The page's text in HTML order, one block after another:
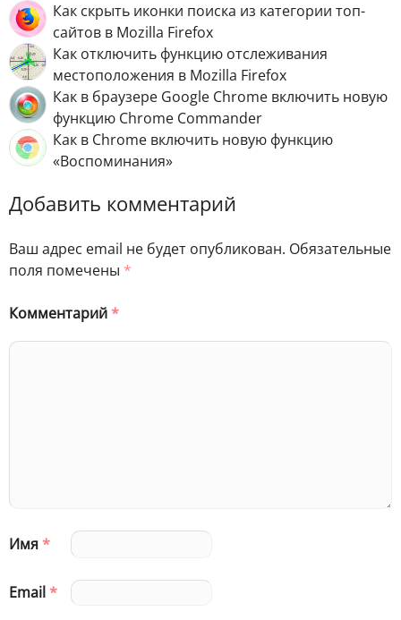
Как скрыть иконки поиска из категории топ-
сайтов в Mozilla Firefox
Как отключить функцию отслеживания
местоположения в Mozilla Firefox
Как в браузере Google Chrome включить новую
функцию Chrome Commander
Как в Chrome включить новую функцию
«Воспоминания»
Добавить комментарий
Ваш адрес email не будет опубликован. Обязательные
поля помечены *
Комментарий*
Имя*
Email*